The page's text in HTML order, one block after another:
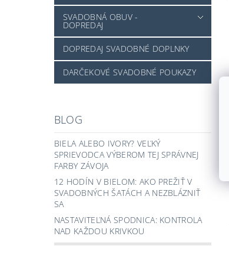
SVADOBNÁ OBUV -
DOPREDAJ
DOPREDAJ SVADOBNÉ DOPLNKY
DARČEKOVÉ SVADOBNÉ POUKAZY
BLOG
BIELA ALEBO IVORY? VEĽKÝ
SPRIEVODCA VÝBEROM TEJ SPRÁVNEJ
FARBY ZÁVOJA
12 HODÍN V BIELOM: AKO PREŽIŤ V
SVADOBNÝCH ŠATÁCH A NEZBLÁZNIŤ
SA
NASTAVITEĽNÁ SPODNICA: KONTROLA
NAD KAŽDOU KRIVKOU